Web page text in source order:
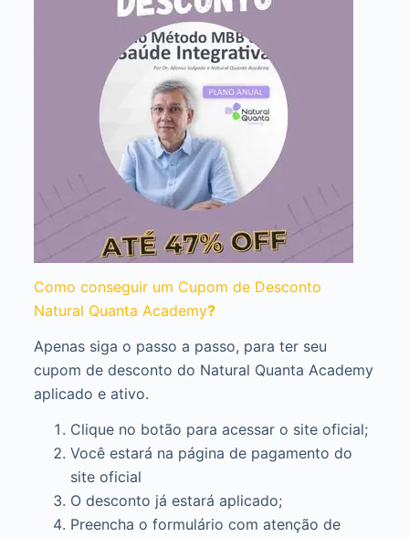
Como conseguir um Cupom de Desconto
Natural Quanta Academy?
Apenas siga o passo a passo, para ter seu
cupom de desconto do Natural Quanta Academy
aplicado e ativo.
Clique no botão para acessar o site oficial;
Você estará na página de pagamento do
site oficial
O desconto já estará aplicado;
Preencha o formulário com atenção de